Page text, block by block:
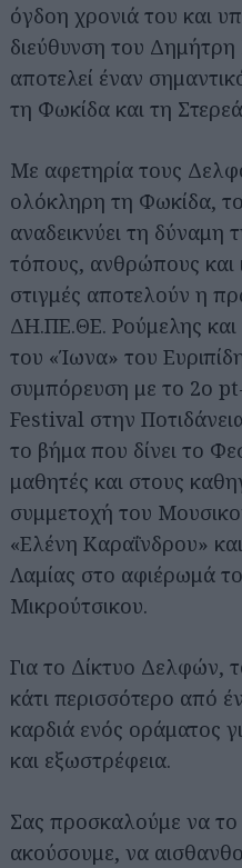
όγδοη χρονιά του και
διεύθυνση του
αποτελεί έναν
τη Φωκίδα και τη
Με αφετηρία τους
ολόκληρη τη Φωκίδα,
αναδεικνύει τη δύναμη
τόπους, ανθρώπους και
στιγμές αποτελούν η
ΔΗ.ΠΕ.ΘΕ. Ρούμελης
του «Ίωνα» του
συμπόρευση με το 2ο
Festival στην
το βήμα που δίνει το
μαθητές και στους
συμμετοχή του
«Ελένη Καραΐνδρου»
Λαμίας στο αφιέρωμά
Μικρούτσικου.
Για το Δίκτυο Δελφών,
κάτι περισσότερο από
καρδιά ενός οράματος
και εξωστρέφεια.
Σας προσκαλούμε να το
ακούσουμε, να